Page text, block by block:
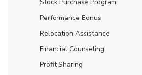
Stock Purchase Program
Performance Bonus
Relocation Assistance
Financial Counseling
Profit Sharing